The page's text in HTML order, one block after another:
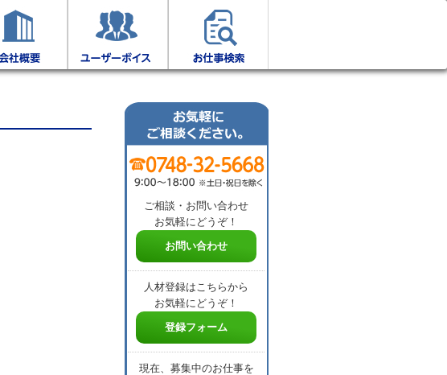
ご相談・お問い合わせ
お気軽にどうぞ！
お問い合わせ
人材登録はこちらから
お気軽にどうぞ！
登録フォーム
現在、募集中のお仕事を